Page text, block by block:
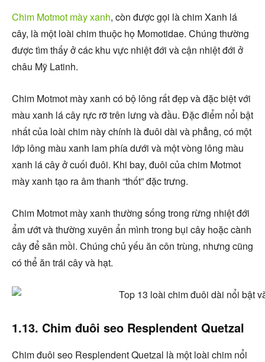
Chim Motmot mày xanh, còn được gọi là chim Xanh lá
cây, là một loài chim thuộc họ Momotidae. Chúng thường
được tìm thấy ở các khu vực nhiệt đới và cận nhiệt đới ở
châu Mỹ Latinh.
Chim Motmot mày xanh có bộ lông rất đẹp và đặc biệt với
màu xanh lá cây rực rỡ trên lưng và đầu. Đặc điểm nổi bật
nhất của loài chim này chính là đuôi dài và phẳng, có một
lớp lông màu xanh lam phía dưới và một vòng lông màu
xanh lá cây ở cuối đuôi. Khi bay, đuôi của chim Motmot
mày xanh tạo ra âm thanh “thốt” đặc trưng.
Chim Motmot mày xanh thường sống trong rừng nhiệt đới
ẩm ướt và thường xuyên ẩn mình trong bụi cây hoặc cành
cây để săn mồi. Chúng chủ yếu ăn côn trùng, nhưng cũng
có thể ăn trái cây và hạt.
1.13. Chim đuôi seo Resplendent Quetzal
Chim đuôi seo Resplendent Quetzal là một loài chim nổi